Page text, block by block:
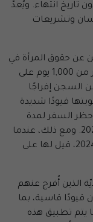
انتهاء. ويُعدُّ
وتشريعات
عن حقوق المرأة في
السعوديّة، للاعتقال والتعذيب والاحتجاز لأكثر من 1,000 يوم على
السجن إفراجًا
فرضت عقوبتها قيودًا شديدة
السفر لمدة
عامين وعشرة أشهر، تنتهي في 13 نوفمبر 2023. ومع ذلك، عندما
حاولت الهذلول السفر إلى الخارج في فبراير 2024، قيل لها على
الذين أُفرج عنهم
قيودًا قاسية، بما
يتم تطبيق هذه